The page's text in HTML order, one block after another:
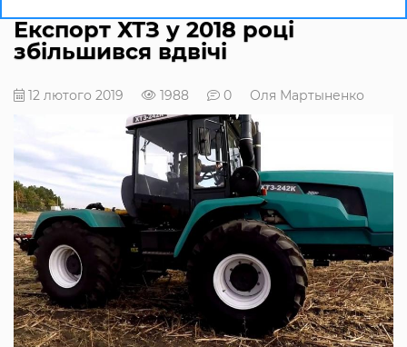
Експорт ХТЗ у 2018 році
збільшився вдвічі
12 лютого 2019 1988 0 Оля Мартыненко